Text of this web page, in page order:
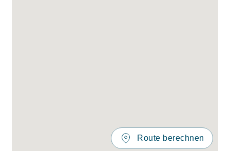
Route berechnen